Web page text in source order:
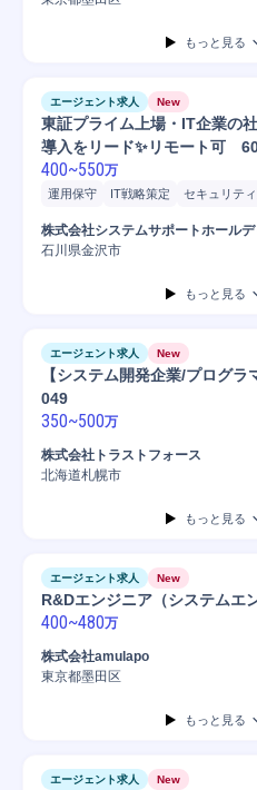
もっと見る
エージェント求人 New
東証プライム上場・IT企業の
導入をリード✨リモート可
400~550万
運用保守 IT戦略策定 セキュリテ
システム導入企画立案
株式会社システムサポートホール
石川県金沢市
もっと見る
エージェント求人 New
【システム開発企業/プログ
049
350~500万
株式会社トラストフォース
北海道札幌市
もっと見る
エージェント求人 New
R&Dエンジニア（システムエ
400~480万
株式会社amulapo
東京都墨田区
もっと見る
エージェント求人 New